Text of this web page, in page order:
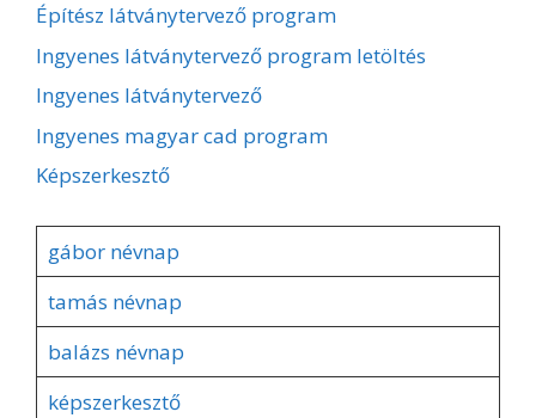
Építész látványtervező program
Ingyenes látványtervező program letöltés
Ingyenes látványtervező
Ingyenes magyar cad program
Képszerkesztő
gábor névnap
tamás névnap
balázs névnap
képszerkesztő